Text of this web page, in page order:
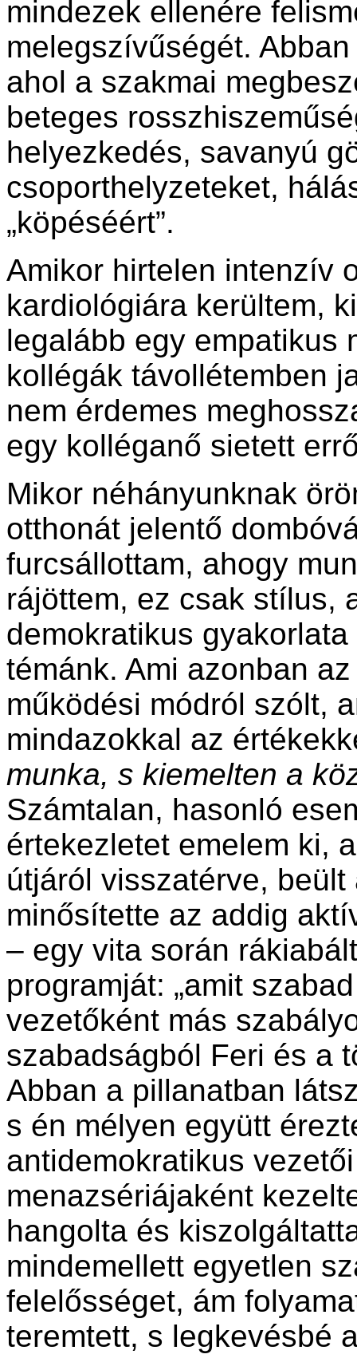
mindezek ellenére
melegszívűségét.
ahol a szakmai
beteges
helyezkedés, savanyú
csoporthelyzeteket,
„köpéséért”.
Amikor hirtelen intenzív
kardiológiára kerültem,
legalább egy empatikus
kollégák távollétemben
nem érdemes
egy kolléganő sietett
Mikor néhányunknak
otthonát jelentő
furcsállottam, ahogy
rájöttem, ez csak stílus,
demokratikus
témánk. Ami azonban
működési módról szólt,
mindazokkal az
munka, s kiemelten a
Számtalan, hasonló
értekezletet emelem ki,
útjáról visszatérve,
minősítette az addig
– egy vita során
programját: „amit
vezetőként más
szabadságból Feri és a
Abban a pillanatban
s én mélyen együtt
antidemokratikus
menazsériájaként
hangolta és
mindemellett egyetlen
felelősséget, ám
teremtett, s legkevésbé